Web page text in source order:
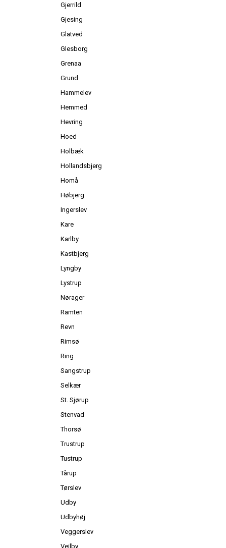
Gjerrild
Gjesing
Glatved
Glesborg
Grenaa
Grund
Hammelev
Hemmed
Hevring
Hoed
Holbæk
Hollandsbjerg
Homå
Høbjerg
Ingerslev
Kare
Karlby
Kastbjerg
Lyngby
Lystrup
Nørager
Ramten
Revn
Rimsø
Ring
Sangstrup
Selkær
St. Sjørup
Stenvad
Thorsø
Trustrup
Tustrup
Tårup
Tørslev
Udby
Udbyhøj
Veggerslev
Vejlby